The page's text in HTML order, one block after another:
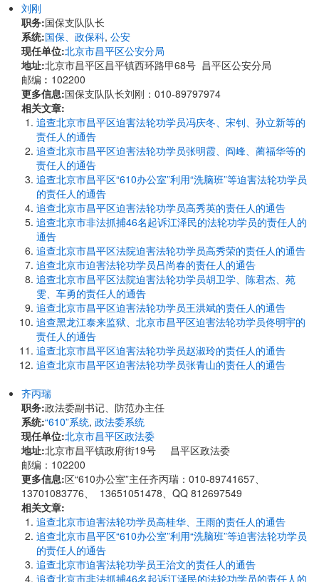
刘刚
职务:国保支队队长
系统:国保、政保科, 公安
现任单位:北京市昌平区公安分局
地址:北京市昌平区昌平镇西环路甲68号 昌平区公安分局
邮编︰102200
更多信息:国保支队队长刘刚：010-89797974
相关文章:
追查北京市昌平区迫害法轮功学员冯庆冬、宋钊、孙立新等的
责任人的通告
追查北京市昌平区迫害法轮功学员张明霞、阎峰、蔺福华等的
责任人的通告
追查北京市昌平区“610办公室”利用“洗脑班”等迫害法轮功学员
的责任人的通告
追查北京市昌平区迫害法轮功学员高秀英的责任人的通告
追查北京市非法抓捕46名起诉江泽民的法轮功学员的责任人的
通告
追查北京市昌平区法院迫害法轮功学员高秀荣的责任人的通告
追查北京市迫害法轮功学员吕尚春的责任人的通告
追查北京市昌平区法院迫害法轮功学员胡卫学、陈君杰、苑
雯、车勇的责任人的通告
追查北京市昌平区迫害法轮功学员王洪斌的责任人的通告
追查黑龙江泰来监狱、北京市昌平区迫害法轮功学员佟明宇的
责任人的通告
追查北京市昌平区迫害法轮功学员赵淑玲的责任人的通告
追查北京市昌平区迫害法轮功学员张青山的责任人的通告
齐丙瑞
职务:政法委副书记、防范办主任
系统:“610”系统, 政法委系统
现任单位:北京市昌平区政法委
地址:北京市昌平镇政府街19号 昌平区政法委
邮编：102200
更多信息:区“610办公室”主任齐丙瑞：010-89741657、
13701083776、 13651051478、QQ 812697549
相关文章:
追查北京市迫害法轮功学员高桂华、王雨的责任人的通告
追查北京市昌平区“610办公室”利用“洗脑班”等迫害法轮功学员
的责任人的通告
追查北京市迫害法轮功学员王治文的责任人的通告
追查北京市非法抓捕46名起诉江泽民的法轮功学员的责任人的